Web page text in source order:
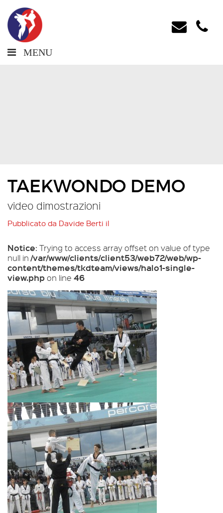
MENU
TAEKWONDO DEMO
video dimostrazioni
Pubblicato da Davide Berti il
Notice: Trying to access array offset on value of type
null in/var/www/clients/client53/web72/web/wp-
content/themes/tkdteam/views/halo1-single-
view.php on line 46